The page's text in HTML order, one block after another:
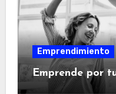
Emprendimiento
Emprende por